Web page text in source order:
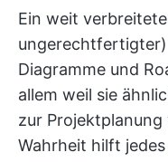
Ein weit
Diagramme und
allem weil sie
zur
Wahrheit hilft